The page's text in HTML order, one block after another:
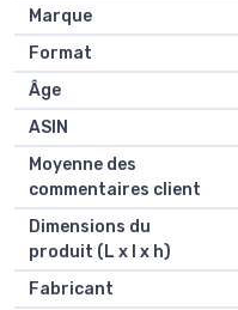
Marque
Format
Âge
ASIN
Moyenne des
commentaires client
Dimensions du
produit (L x l x h)
Fabricant